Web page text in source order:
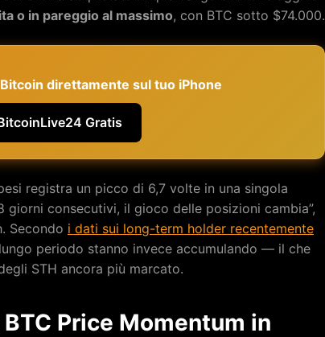
o in pareggio al massimo, con BTC sotto $74.000.
direttamente sul tuo iPhone
Gratis
registra un picco di 6,7 volte in una singola
consecutivi, il gioco delle posizioni cambia”,
Secondo i dati sui long-term holder recentemente
periodo stanno invece accumulando — il che
STH ancora più marcato.
Price Momentum in